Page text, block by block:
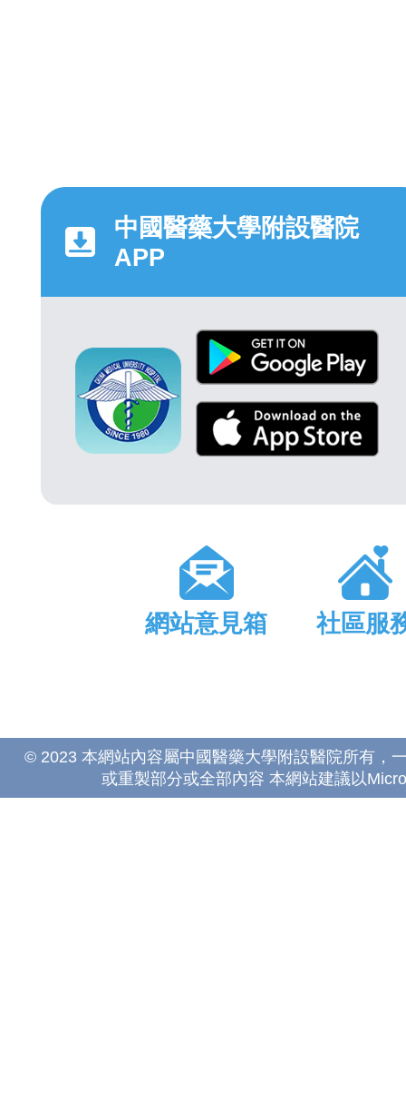
中國醫藥大學附設醫院
APP
網站意見箱 社區服
© 2023 本網站內容屬中國醫藥大學附設醫院所有，
或重製部分或全部內容 本網站建議以